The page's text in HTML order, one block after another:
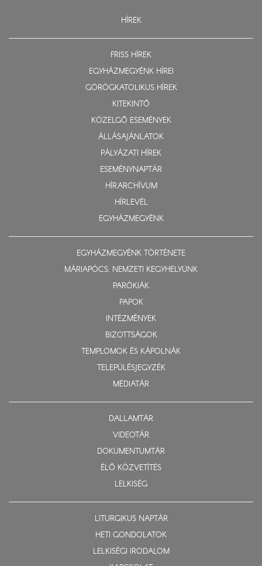
HÍREK
FRISS HÍREK
EGYHÁZMEGYÉNK HÍREI
GÖRÖGKATOLIKUS HÍREK
KITEKINTŐ
KÖZELGŐ ESEMÉNYEK
ÁLLÁSAJÁNLATOK
PÁLYÁZATI HÍREK
ESEMÉNYNAPTÁR
HÍRARCHÍVUM
HÍRLEVÉL
EGYHÁZMEGYÉNK
EGYHÁZMEGYÉNK TÖRTÉNETE
MÁRIAPÓCS, NEMZETI KEGYHELYÜNK
PARÓKIÁK
PAPOK
INTÉZMÉNYEK
BIZOTTSÁGOK
TEMPLOMOK ÉS KÁPOLNÁK
TELEPÜLÉSJEGYZÉK
MÉDIATÁR
DALLAMTÁR
VIDEOTÁR
DOKUMENTUMTÁR
ÉLŐ KÖZVETÍTÉS
LELKISÉG
LITURGIKUS NAPTÁR
HETI GONDOLATOK
LELKISÉGI IRODALOM